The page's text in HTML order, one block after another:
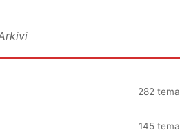
282 tema
145 tema